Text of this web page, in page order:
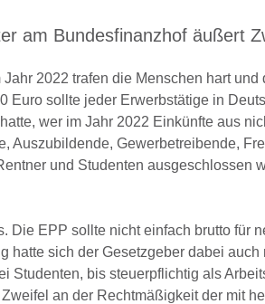
am Bundesfinanzhof äußert
2022 trafen die Menschen hart
Euro sollte jeder Erwerbstätige in
wer im Jahr 2022 Einkünfte aus
Auszubildende, Gewerbetreibende,
und Studenten ausgeschlossen
Die EPP sollte nicht einfach brutto für
hatte sich der Gesetzgeber dabei
Studenten, bis steuerpflichtig als
an der Rechtmäßigkeit der mit